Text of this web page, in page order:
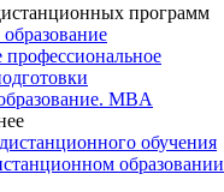
программ
профессиональное
MBA
обучения
образовании